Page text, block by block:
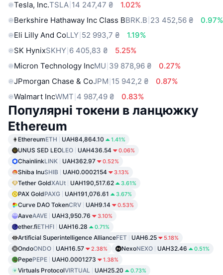
Tesla, Inc.TSLA 14 247,47 ₴
1.02%
Berkshire Hathaway Inc Class BBRK.B 23 452,56 ₴
0.97%
Eli Lilly And CoLLY 52 993,7 ₴
1.19%
SK HynixSKHY 6 405,83 ₴
5.25%
Micron Technology IncMU 39 878,96 ₴
0.27%
JPmorgan Chase & CoJPM 15 942,2 ₴
0.87%
Walmart IncWMT 4 987,49 ₴ 0.83%
Популярні токени в ланцюжку
Ethereum
EthereumETH UAH84,864.10 1.41%
UNUS SED LEOLEO UAH436.54 0.06%
ChainlinkLINK UAH362.97 0.52%
Shiba InuSHIB UAH0.0002154 3.13%
Tether GoldXAUt UAH190,517.62 3.61%
PAX GoldPAXG UAH191,076.61 3.67%
Curve DAO TokenCRV UAH9.14 0.53%
AaveAAVE UAH3,950.76 3.10%
ether.fiETHFI UAH16.28 0.71%
Artificial Superintelligence AllianceFET UAH6.25 5.18%
OndoONDO UAH16.57 2.38% NexoNEXO UAH32.46 0.51%
PepePEPE UAH0.0001273 1.38%
Virtuals ProtocolVIRTUAL UAH25.20 0.73%